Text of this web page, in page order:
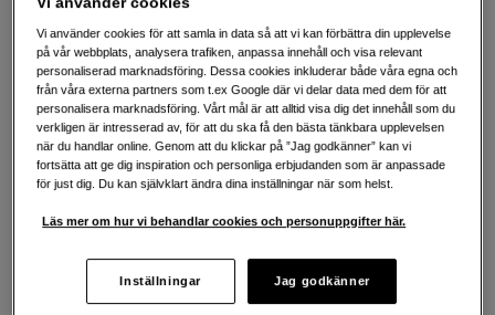
679 SEK
Antal
Lägg i kundvagn
Delbetala från 102 SEK/mån via
Exempel: 12 mån, 102 SEK/mån, totalt 1 719 SEK, effektiv ränta 0,00 %
Startavgift 495 SEK, aviavgift 45 SEK/mån tillkommer
Vi använder cookies för att samla in data så att vi kan förbättra din upplevelse
på vår webbplats, analysera trafiken, anpassa innehåll och visa relevant
personaliserad marknadsföring. Dessa cookies inkluderar både våra egna och
från våra externa partners som t.ex Google där vi delar data med dem för att
personalisera marknadsföring. Vårt mål är att alltid visa dig det innehåll som du
verkligen är intresserad av, för att du ska få den bästa tänkbara upplevelsen
när du handlar online. Genom att du klickar på ”Jag godkänner” kan vi
fortsätta att ge dig inspiration och personliga erbjudanden som är anpassade
för just dig. Du kan självklart ändra dina inställningar när som helst.
Läs mer om hur vi behandlar cookies och personuppgifter här.
Inställningar Jag godkänner